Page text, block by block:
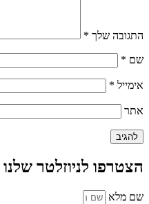
התגובה שלך *
שם *
אימייל *
אתר
הצטרפו לניוזלטר שלנו
שם מלא